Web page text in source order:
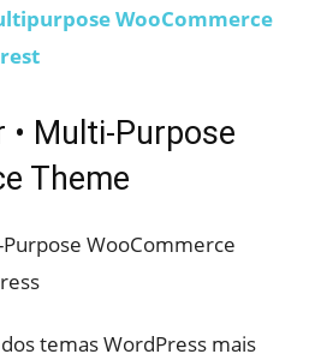
WooCommerce
• Multi-Purpose
Theme
temas WordPress mais